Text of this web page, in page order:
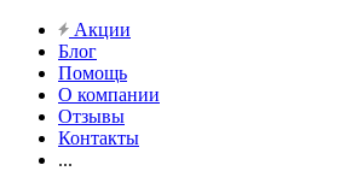
Акции
Блог
Помощь
О компании
Отзывы
Контакты
...